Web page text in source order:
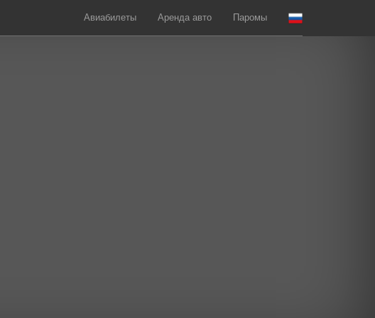
Авиабилеты Аренда авто Паромы